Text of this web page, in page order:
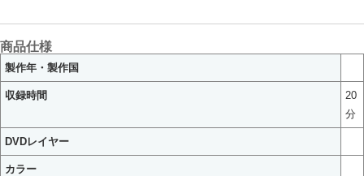
商品仕様
製作年・製作国
収録時間
20
分
DVDレイヤー
カラー